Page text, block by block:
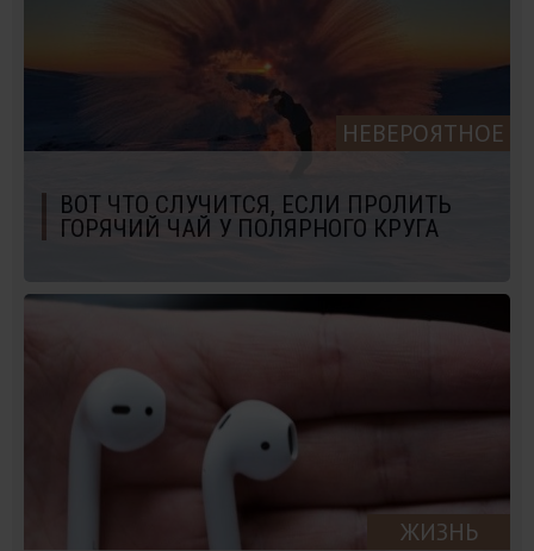
НЕВЕРОЯТНОЕ
ВОТ ЧТО СЛУЧИТСЯ, ЕСЛИ ПРОЛИТЬ
ГОРЯЧИЙ ЧАЙ У ПОЛЯРНОГО КРУГА
ЖИЗНЬ